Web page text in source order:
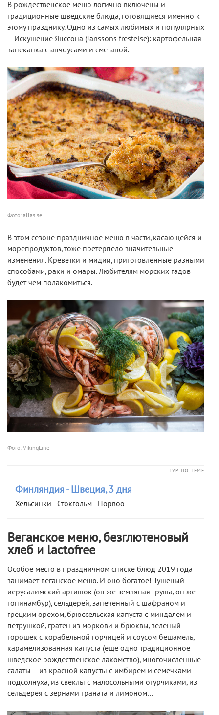
В рождественское меню логично включены и
традиционные шведские блюда, готовящиеся именно к
этому празднику. Одно из самых любимых и популярных
– Искушение Янссона (Janssons frestelse): картофельная
запеканка с анчоусами и сметаной.
Фото: allas.se
В этом сезоне праздничное меню в части, касающейся и
морепродуктов, тоже претерпело значительные
изменения. Креветки и мидии, приготовленные разными
способами, раки и омары. Любителям морских гадов
будет чем полакомиться.
Фото: VikingLine
ТУР ПО ТЕМЕ
Финляндия - Швеция, 3 дня
Хельсинки - Стокгольм - Порвоо
Веганское меню, безглютеновый
хлеб и lactofree
Особое место в праздничном списке блюд 2019 года
занимает веганское меню. И оно богатое! Тушеный
иерусалимский артишок (он же земляная груша, он же –
топинамбур), сельдерей, запеченный с шафраном и
грецким орехом, брюссельская капуста с миндалем и
петрушкой, гратен из моркови и брюквы, зеленый
горошек с корабельной горчицей и соусом бешамель,
карамелизованная капуста (еще одно традиционное
шведское рождественское лакомство), многочисленные
салаты – из красной капусты с имбирем и семечками
подсолнуха, из свеклы с малосольными огурчиками, из
сельдерея с зернами граната и лимоном…